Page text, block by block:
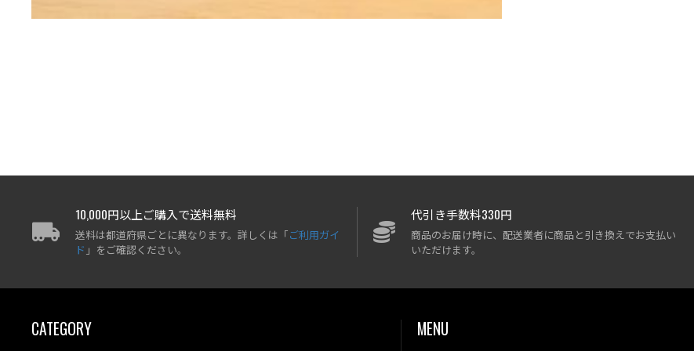
10,000円以上ご購入で送料無料
送料は都道府県ごとに異なります。詳しくは「ご利用ガイ
ド 」をご確認ください。
代引き手数料330円
商品のお届け時に、配送業者に商品と引き換えでお支払い
いただけます。
CATEGORY MENU